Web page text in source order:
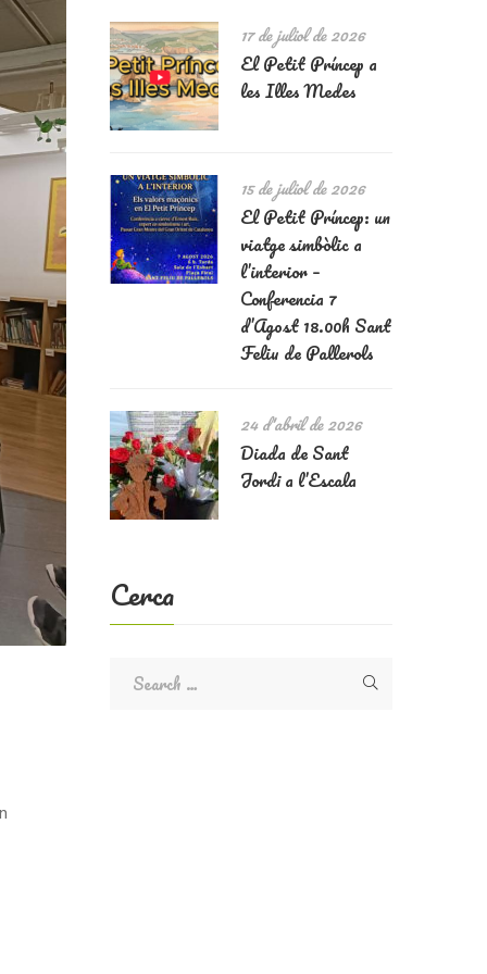
17 de juliol de 2026
El Petit Príncep a
les Illes Medes
15 de juliol de 2026
El Petit Príncep: un
viatge simbòlic a
l’interior –
Conferencia 7
d’Agost 18.00h Sant
Feliu de Pallerols
24 d'abril de 2026
Diada de Sant
Jordi a l’Escala
Cerca